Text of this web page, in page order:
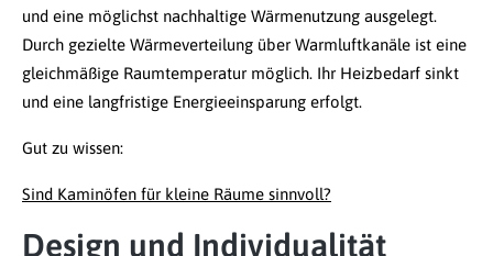
und eine möglichst nachhaltige Wärmenutzung ausgelegt.
Durch gezielte Wärmeverteilung über Warmluftkanäle ist eine
gleichmäßige Raumtemperatur möglich. Ihr Heizbedarf sinkt
und eine langfristige Energieeinsparung erfolgt.
Gut zu wissen:
Sind Kaminöfen für kleine Räume sinnvoll?
Design und Individualität